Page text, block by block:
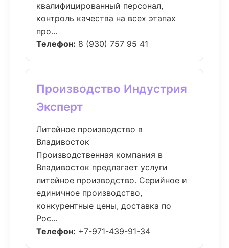
квалифицированный персонал,
контроль качества на всех этапах
про...
Телефон: 8 (930) 757 95 41
Производство Индустрия
Эксперт
Литейное производство в
Владивосток
Производственная компания в
Владивосток предлагает услуги
литейное производство. Серийное и
единичное производство,
конкурентные цены, доставка по
Рос...
Телефон: +7-971-439-91-34